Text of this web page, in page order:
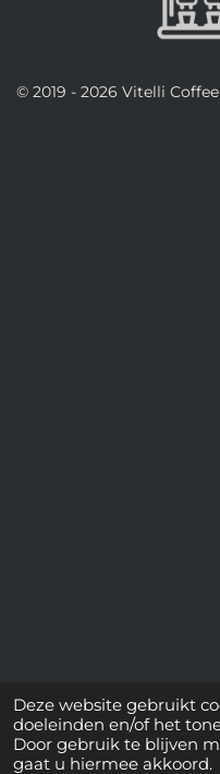
Deze website gebruikt
doeleinden en/of het
Door gebruik te blijven
gaat u hiermee akkoord.
© 2019 - 2026 Vitelli Coffee